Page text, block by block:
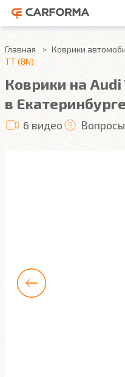
Главная Коврики
TT (8N)
Коврики на Audi
в Екатеринбурге
6 видео Вопросы